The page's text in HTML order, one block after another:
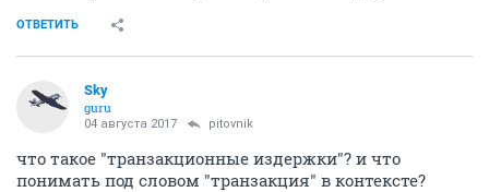
ОТВЕТИТЬ
Sky
guru
04 августа 2017 pitovnik
что такое "транзакционные издержки"? и что
понимать под словом "транзакция" в контексте?